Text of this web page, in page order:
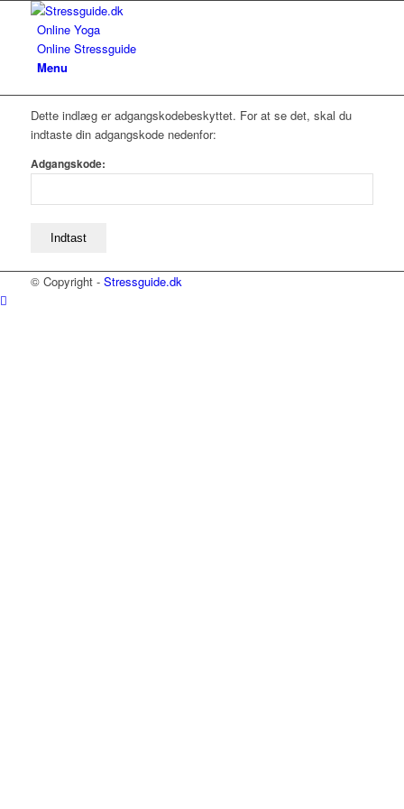
Online Yoga
Online Stressguide
Menu
Dette indlæg er adgangskodebeskyttet. For at se det, skal du
indtaste din adgangskode nedenfor:
Adgangskode:
© Copyright - Stressguide.dk